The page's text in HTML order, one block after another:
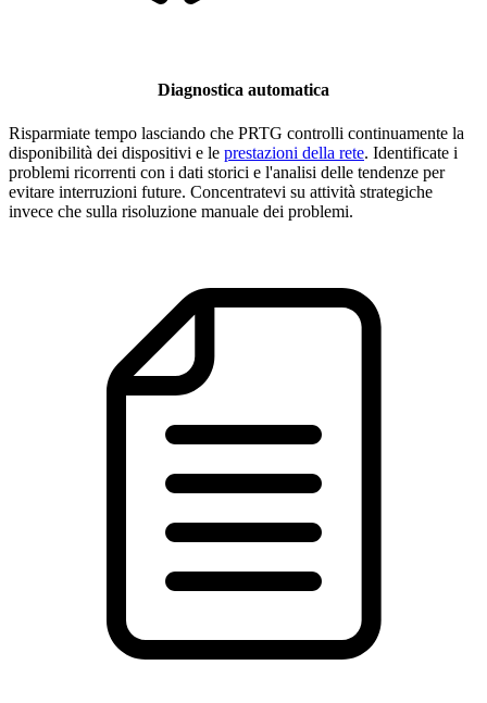
Diagnostica automatica
Risparmiate tempo lasciando che PRTG controlli continuamente la
disponibilità dei dispositivi e le prestazioni della rete. Identificate i
problemi ricorrenti con i dati storici e l'analisi delle tendenze per
evitare interruzioni future. Concentratevi su attività strategiche
invece che sulla risoluzione manuale dei problemi.